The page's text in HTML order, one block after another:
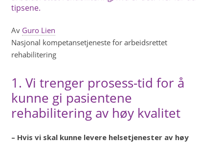
tipsene.
Av Guro Lien
Nasjonal kompetansetjeneste for arbeidsrettet
rehabilitering
1. Vi trenger prosess-tid for å
kunne gi pasientene
rehabilitering av høy kvalitet
– Hvis vi skal kunne levere helsetjenester av høy